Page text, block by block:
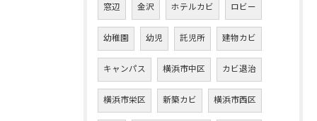
窓辺 金沢 ホテルカビ ロビー
幼稚園 幼児 託児所 建物カビ
キャンパス 横浜市中区 カビ退治
横浜市栄区 新築カビ 横浜市西区